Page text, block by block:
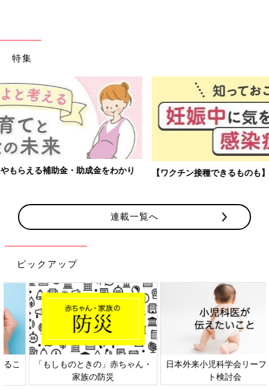
特集
【ワクチン接種できるものも】妊婦の感染症対策、知っておいて！
連載一覧へ
ピックアップ
日本外来小児科学会リーフレッ
ト検討会
六星占術 細木かおりさんの人生